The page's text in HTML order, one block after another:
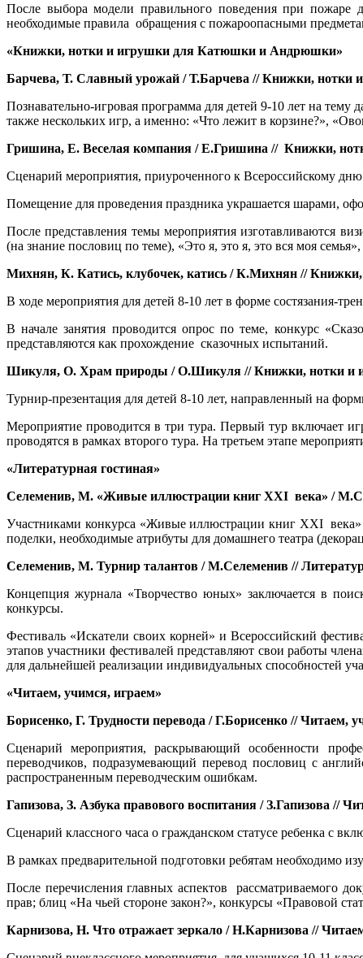
После выбора модели правильного поведения при пожаре
необходимые правила обращения с пожароопасными
«Книжки, нотки и игрушки для Катюшки и Андрюшки»
Барчева, Т. Славный урожай / Т.Барчева // Книжки,
Познавательно-игровая программа для детей 9-10 лет на
также нескольких игр, а именно: «Что лежит в корзине?»,
Гришина, Е. Веселая компания / Е.Гришина // Книжки,
Сценарий мероприятия, приуроченного к Всероссийскому
Помещение для проведения праздника украшается шарами,
После представления темы мероприятия изготавливаются
(на знание пословиц по теме), «Это я, это я, это вся моя
Михнян, К. Катись, клубочек, катись / К.Михнян //
В ходе мероприятия для детей 8-10 лет в форме состязания-
В начале занятия проводится опрос по теме, конкурс
представляются как прохождение сказочных испытаний.
Шикуля, О. Храм природы / О.Шикуля // Книжки, нотки
Турнир-презентация для детей 8-10 лет, направленный на
Мероприятие проводится в три тура. Первый тур включает
проводятся в рамках второго тура. На третьем этапе
«Литературная гостиная»
Селеменив, М. «Живые иллюстрации книг XXI века» /
Участниками конкурса «Живые иллюстрации книг XXI
поделки, необходимые атрибуты для домашнего театра
Селеменив, М. Турнир талантов / М.Селеменив //
Концепция журнала «Творчество юных» заключается в
конкурсы.
Фестиваль «Искатели своих корней» и Всероссийский
этапов участники фестивалей представляют свои работы
для дальнейшей реализации индивидуальных способностей
«Читаем, учимся, играем»
Борисенко, Г. Трудности перевода / Г.Борисенко //
Сценарий мероприятия, раскрывающий особенности
переводчиков, подразумевающий перевод пословиц с
распространенным переводческим ошибкам.
Гапизова, З. Азбука правового воспитания / З.Гапизова
Сценарий классного часа о гражданском статусе ребенка с
В рамках предварительной подготовки ребятам необходимо
После перечисления главных аспектов рассматриваемого
прав; блиц «На чьей стороне закон?», конкурсы «Правовой
Карнизова, Н. Что отражает зеркало / Н.Карнизова //